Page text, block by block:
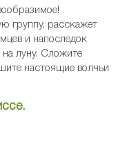
группу, расскажет
и напоследок
луну. Сложите
настоящие волчьи